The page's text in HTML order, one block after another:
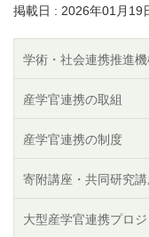
掲載日 : 2026年01月19
学術・社会連携推進
産学官連携の取組
産学官連携の制度
寄附講座・共同研究
大型産学官連携プロジ